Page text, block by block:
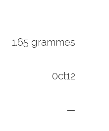
1.65 grammes
0ct12
—